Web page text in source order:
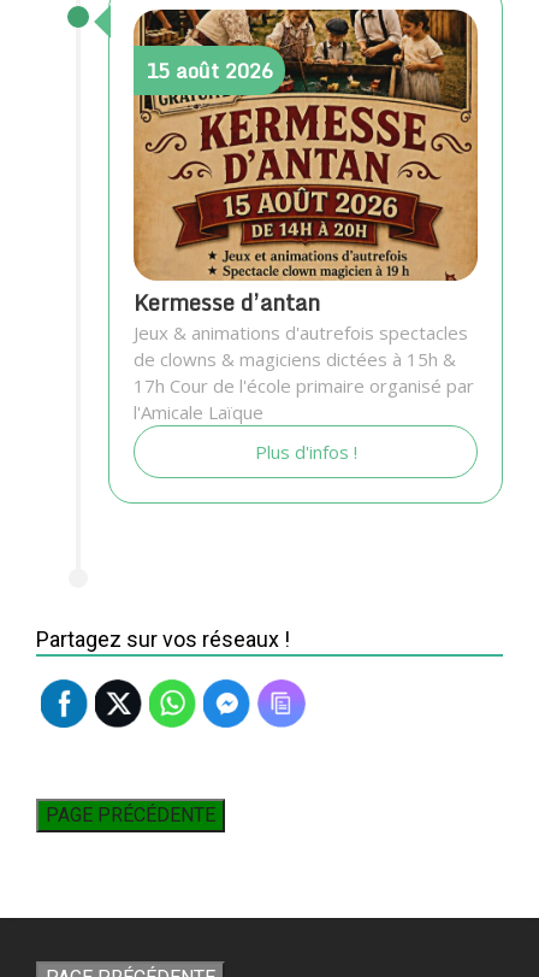
15 août 2026
Kermesse d’antan
Jeux & animations d'autrefois spectacles
de clowns & magiciens dictées à 15h &
17h Cour de l'école primaire organisé par
l'Amicale Laïque
Plus d'infos !
Partagez sur vos réseaux !